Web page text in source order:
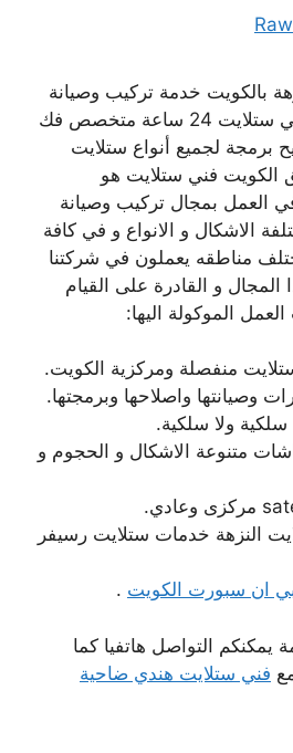
بالكويت خدمة تركيب وصيانة
ستلايت رسيفر رقم فني ستلايت 24 ساعة متخصص فك
برمجة لجميع أنواع ستلايت
الكويت فني ستلايت هو
العمل بمجال تركيب وصيانة
الاشكال و الانواع و في كافة
مناطقه يعملون في شركتنا
المجال و القادرة على القيام
الموكولة اليها:
منفصلة ومركزية الكويت.
وصيانتها واصلاحها وبرمجتها.
ولا سلكية.
متنوعة الاشكال و الحجوم و
النزهة خدمات ستلايت رسيفر
ان سبورت الكويت .
يمكنكم التواصل هاتفيا كما
فني ستلايت هندي ضاحية